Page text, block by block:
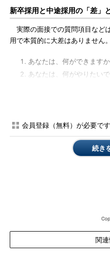
新卒採用と中途採用の「差」
実際の面接での質問項目など
用で本質的に大差はありません。
あなたは、何ができますか
あなたは、何がやりたい
1．は、自己分析がしっかりと
ん。自分の長所・短所をしっか
には皆さんきちんと自己分析が
だけでは新卒時の面接と本質的
では、その差とは何でしょう
りると「不足しているスキルを
会員登録（無料）が必要です
続き
関